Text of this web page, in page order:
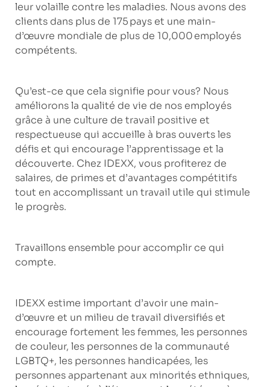
leur volaille contre les maladies. Nous avons des
clients dans plus de 175 pays et une main-
d’œuvre mondiale de plus de 10,000 employés
compétents.
Qu’est-ce que cela signifie pour vous? Nous
améliorons la qualité de vie de nos employés
grâce à une culture de travail positive et
respectueuse qui accueille à bras ouverts les
défis et qui encourage l’apprentissage et la
découverte. Chez IDEXX, vous profiterez de
salaires, de primes et d’avantages compétitifs
tout en accomplissant un travail utile qui stimule
le progrès.
Travaillons ensemble pour accomplir ce qui
compte.
IDEXX estime important d’avoir une main-
d’œuvre et un milieu de travail diversifiés et
encourage fortement les femmes, les personnes
de couleur, les personnes de la communauté
LGBTQ+, les personnes handicapées, les
personnes appartenant aux minorités ethniques,